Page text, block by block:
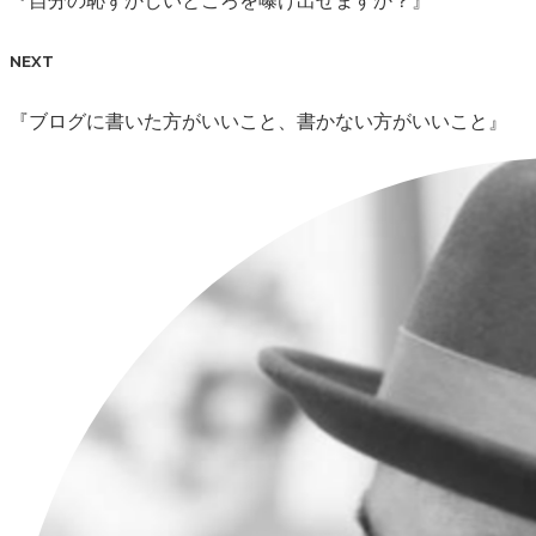
NEXT
『ブログに書いた方がいいこと、書かない方がいいこと』